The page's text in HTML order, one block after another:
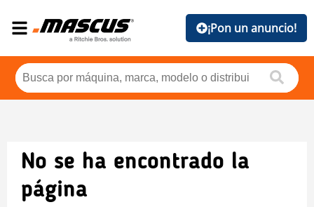
¡Pon un anuncio!
No se ha encontrado la
página